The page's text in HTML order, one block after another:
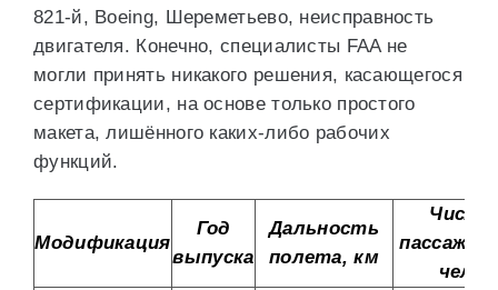
821-й, Boeing, Шереметьево, неисправность
двигателя. Конечно, специалисты FAA не
могли принять никакого решения, касающегося
сертификации, на основе только простого
макета, лишённого каких-либо рабочих
функций.
Модификация
Год
выпуска
Дальность
полета, км
Число
чел.